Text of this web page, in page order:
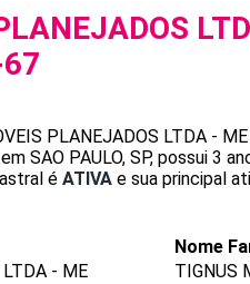
PLANEJADOS LTDA - ME
SAO PAULO, SP, possui 3
é ATIVA e sua principal
- ME
Nome
TIGNUS